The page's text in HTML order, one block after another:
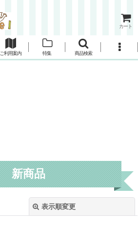
カート
ご利用案内 特集 商品検索
新商品
表示順変更